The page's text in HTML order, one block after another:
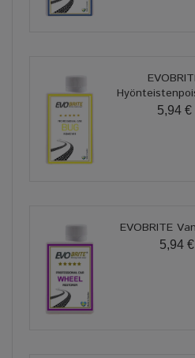
5,94 €
EVOBRITE
5,94 €